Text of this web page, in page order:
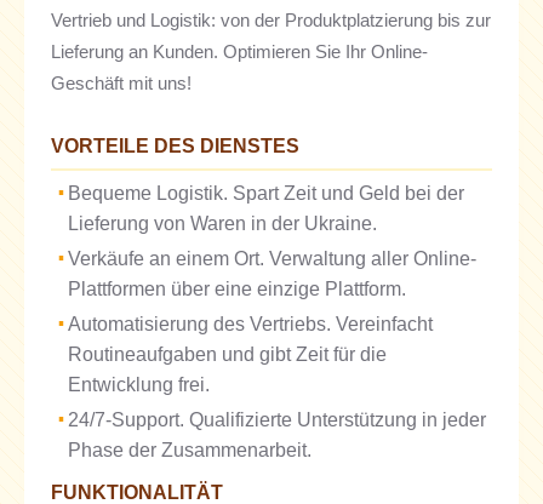
Vertrieb und Logistik: von der Produktplatzierung bis zur
Lieferung an Kunden. Optimieren Sie Ihr Online-
Geschäft mit uns!
VORTEILE DES DIENSTES
Bequeme Logistik. Spart Zeit und Geld bei der
Lieferung von Waren in der Ukraine.
Verkäufe an einem Ort. Verwaltung aller Online-
Plattformen über eine einzige Plattform.
Automatisierung des Vertriebs. Vereinfacht
Routineaufgaben und gibt Zeit für die
Entwicklung frei.
24/7-Support. Qualifizierte Unterstützung in jeder
Phase der Zusammenarbeit.
FUNKTIONALITÄT